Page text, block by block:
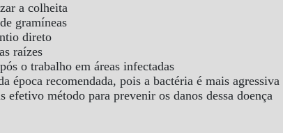
a colheita
gramíneas
direto
raízes
o trabalho em áreas infectadas
época recomendada, pois a bactéria é mais
efetivo método para prevenir os danos dessa doença